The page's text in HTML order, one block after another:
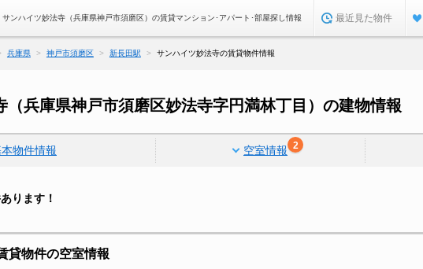
サンハイツ妙法寺（兵庫県神戸市須磨区）の賃貸マンション･アパート･部屋探し情報 最近見た物件
兵庫県 神戸市須磨区 新長田駅 サンハイツ妙法寺の賃貸物件情報
（兵庫県神戸市須磨区妙法寺字円満林丁目）の建物情報
物件情報 空室情報 2
ります！
貸物件の空室情報